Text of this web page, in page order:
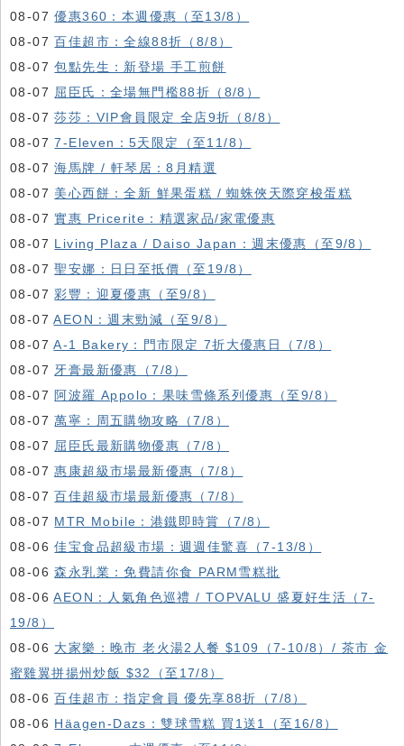
08-07優惠360：本週優惠（至13/8）
08-07百佳超市：全線88折（8/8）
08-07包點先生：新登場 手工煎餅
08-07 屈臣氏：全場無門檻88折（8/8）
08-07莎莎：VIP會員限定 全店9折（8/8）
08-077-Eleven：5天限定（至11/8）
08-07海馬牌 / 軒琴居：8月精選
08-07 美心西餅：全新 鮮果蛋糕 / 蜘蛛俠天際穿梭蛋糕
08-07實惠 Pricerite：精選家品/家電優惠
08-07 Living Plaza / Daiso Japan：週末優惠（至9/8）
08-07聖安娜：日日至抵價（至19/8）
08-07彩豐：迎夏優惠（至9/8）
08-07AEON：週末勁減（至9/8）
08-07A-1 Bakery：門市限定 7折大優惠日（7/8）
08-07 牙膏最新優惠（7/8）
08-07 阿波羅 Appolo：果味雪條系列優惠（至9/8）
08-07萬寧：周五購物攻略（7/8）
08-07 屈臣氏最新購物優惠（7/8）
08-07惠康超級市場最新優惠（7/8）
08-07百佳超級市場最新優惠（7/8）
08-07 MTR Mobile：港鐵即時賞（7/8）
08-06佳宝食品超級市場：週週佳驚喜（7-13/8）
08-06森永乳業：免費請你食 PARM雪糕批
08-06AEON：人氣角色巡禮 / TOPVALU 盛夏好生活（7-
19/8）
08-06 大家樂：晚市 老火湯2人餐 $109（7-10/8）/ 茶市 金
蜜雞翼拼揚州炒飯 $32（至17/8）
08-06百佳超市：指定會員 優先享88折（7/8）
08-06 Häagen-Dazs ：雙球雪糕 買1送1（至16/8）